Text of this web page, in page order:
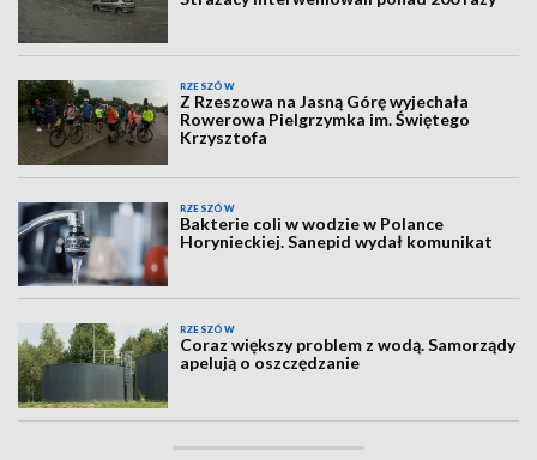
RZESZÓW
Z Rzeszowa na Jasną Górę wyjechała
Rowerowa Pielgrzymka im. Świętego
Krzysztofa
RZESZÓW
Bakterie coli w wodzie w Polance
Horynieckiej. Sanepid wydał komunikat
RZESZÓW
Coraz większy problem z wodą. Samorządy
apelują o oszczędzanie